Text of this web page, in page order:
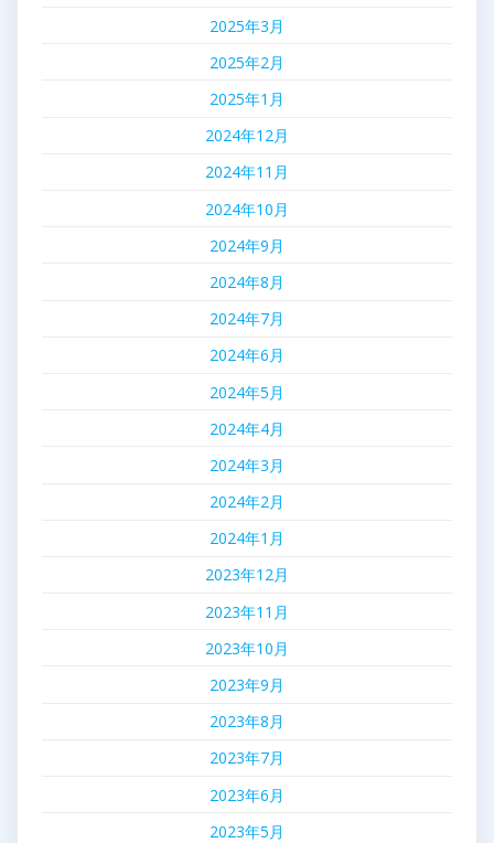
2025年3月
2025年2月
2025年1月
2024年12月
2024年11月
2024年10月
2024年9月
2024年8月
2024年7月
2024年6月
2024年5月
2024年4月
2024年3月
2024年2月
2024年1月
2023年12月
2023年11月
2023年10月
2023年9月
2023年8月
2023年7月
2023年6月
2023年5月